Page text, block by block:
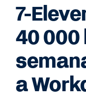
7-
40
a